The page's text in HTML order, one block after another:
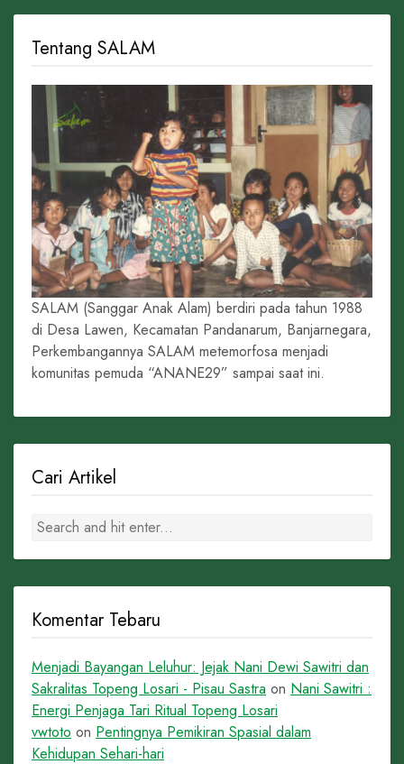
Tentang SALAM
SALAM (Sanggar Anak Alam) berdiri pada tahun 1988
di Desa Lawen, Kecamatan Pandanarum, Banjarnegara,
Perkembangannya SALAM metemorfosa menjadi
komunitas pemuda “ANANE29” sampai saat ini.
Cari Artikel
Komentar Tebaru
Menjadi Bayangan Leluhur: Jejak Nani Dewi Sawitri dan
Sakralitas Topeng Losari - Pisau Sastra on Nani Sawitri :
Energi Penjaga Tari Ritual Topeng Losari
vwtoto on Pentingnya Pemikiran Spasial dalam
Kehidupan Sehari-hari